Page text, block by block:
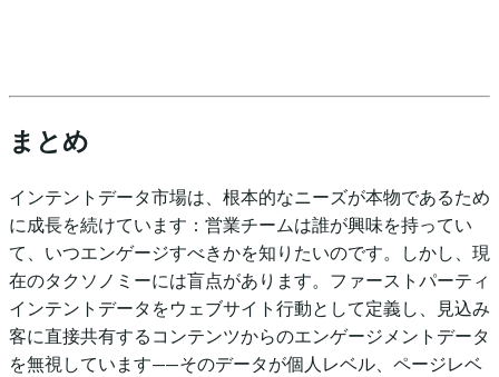
まとめ
インテントデータ市場は、根本的なニーズが本物であるため
に成長を続けています：営業チームは誰が興味を持ってい
て、いつエンゲージすべきかを知りたいのです。しかし、現
在のタクソノミーには盲点があります。ファーストパーティ
インテントデータをウェブサイト行動として定義し、見込み
客に直接共有するコンテンツからのエンゲージメントデータ
を無視しています——そのデータが個人レベル、ページレベ